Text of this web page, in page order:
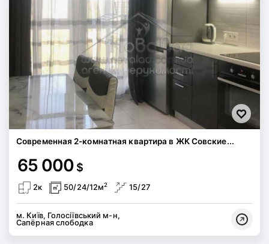
Современная 2-комнатная квартира в ЖК Совские...
65 000 $
2к 50/24/12м2 15/27
м. Київ, Голосіївський м-н,
Сапёрная слободка